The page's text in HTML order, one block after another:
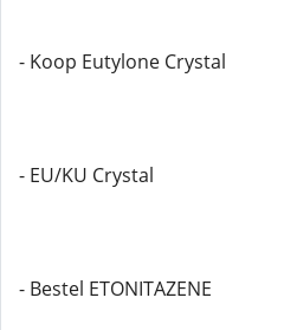
- Koop Eutylone Crystal
- EU/KU Crystal
- Bestel ETONITAZENE